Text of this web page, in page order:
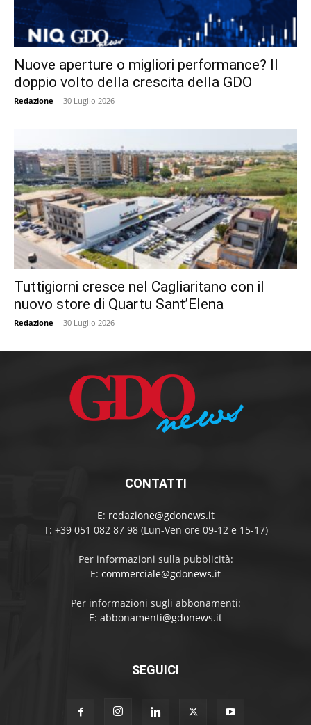
Nuove aperture o migliori performance? Il
doppio volto della crescita della GDO
Redazione - 30 Luglio 2026
Tuttigiorni cresce nel Cagliaritano con il
nuovo store di Quartu Sant’Elena
Redazione - 30 Luglio 2026
CONTATTI
E: redazione@gdonews.it
T: +39 051 082 87 98 (Lun-Ven ore 09-12 e 15-17)
Per informazioni sulla pubblicità:
E: commerciale@gdonews.it
Per informazioni sugli abbonamenti:
E: abbonamenti@gdonews.it
SEGUICI